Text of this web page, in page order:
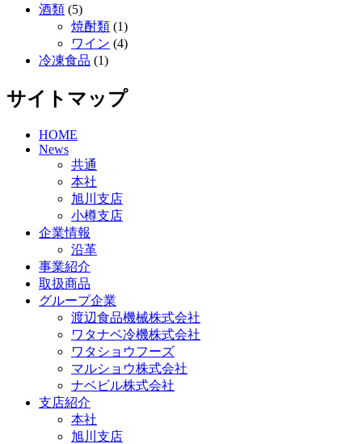
酒類 (5)
焼酎類 (1)
ワイン (4)
冷凍食品 (1)
サイトマップ
HOME
News
共通
本社
旭川支店
小樽支店
企業情報
沿革
事業紹介
取扱商品
グループ企業
渡辺食品機械株式会社
ワタナベ冷機株式会社
ワタショウフーズ
マルショウ株式会社
ナベビル株式会社
支店紹介
本社
旭川支店